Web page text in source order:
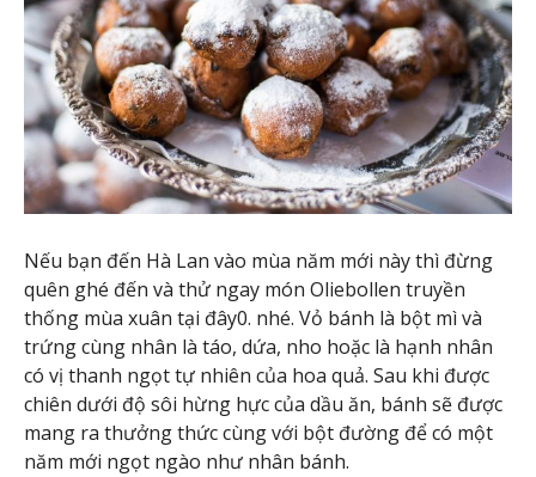
Nếu bạn đến Hà Lan vào mùa năm mới này thì đừng
quên ghé đến và thử ngay món Oliebollen truyền
thống mùa xuân tại đây0. nhé. Vỏ bánh là bột mì và
trứng cùng nhân là táo, dứa, nho hoặc là hạnh nhân
có vị thanh ngọt tự nhiên của hoa quả. Sau khi được
chiên dưới độ sôi hừng hực của dầu ăn, bánh sẽ được
mang ra thưởng thức cùng với bột đường để có một
năm mới ngọt ngào như nhân bánh.